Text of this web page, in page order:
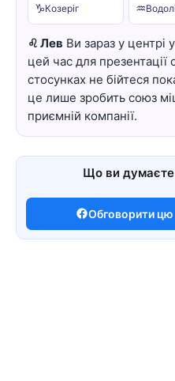
♑Козеріг ♒
♌ Лев Ви зараз у центрі
цей час для презентації
стосунках не бійтеся
це лише зробить союз
приємній компанії.
Що ви
Обговорити цю